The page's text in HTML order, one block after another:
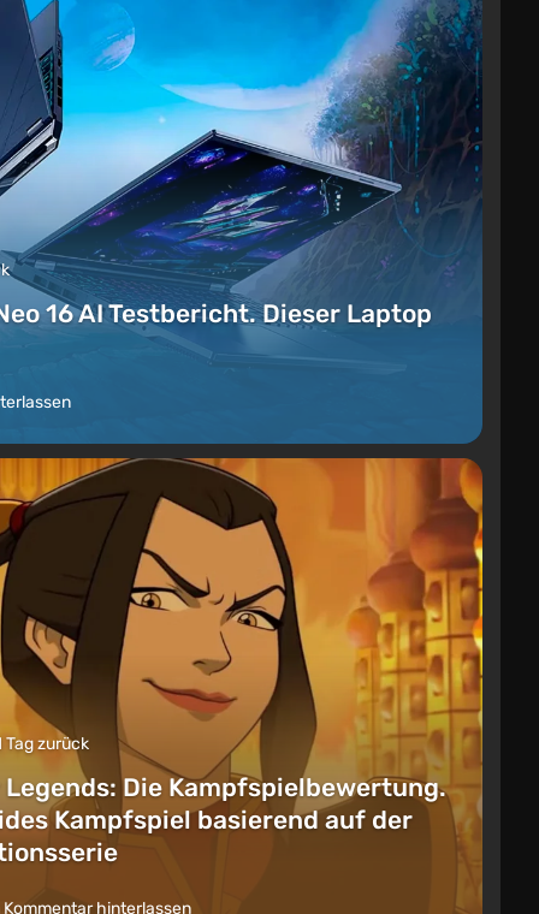
16 AI Testbericht. Dieser Laptop
Tag zurück
Die Kampfspielbewertung.
Kampfspiel basierend auf der
Kommentar hinterlassen